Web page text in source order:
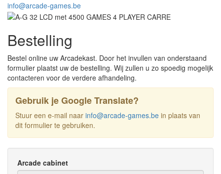
info@arcade-games.be
Bestelling
Bestel online uw Arcadekast. Door het invullen van onderstaand
formulier plaatst uw de bestelling. Wij zullen u zo spoedig mogelijk
contacteren voor de verdere afhandeling.
Gebruik je Google Translate?
Stuur een e-mail naar info@arcade-games.be in plaats van
dit formulier te gebruiken.
Arcade cabinet